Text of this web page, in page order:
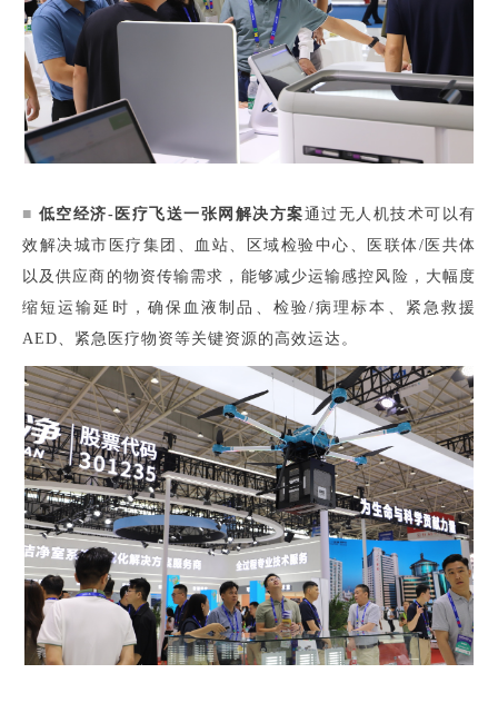
■ 低空经济-医疗飞送一张网解决方案通过无人机技术可以有
效解决城市医疗集团、血站、区域检验中心、医联体/医共体
以及供应商的物资传输需求，能够减少运输感控风险，大幅度
缩短运输延时，确保血液制品、检验/病理标本、紧急救援
AED、紧急医疗物资等关键资源的高效运达。